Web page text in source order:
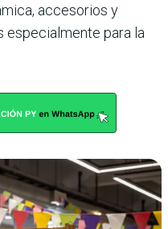
accesorios y
para la